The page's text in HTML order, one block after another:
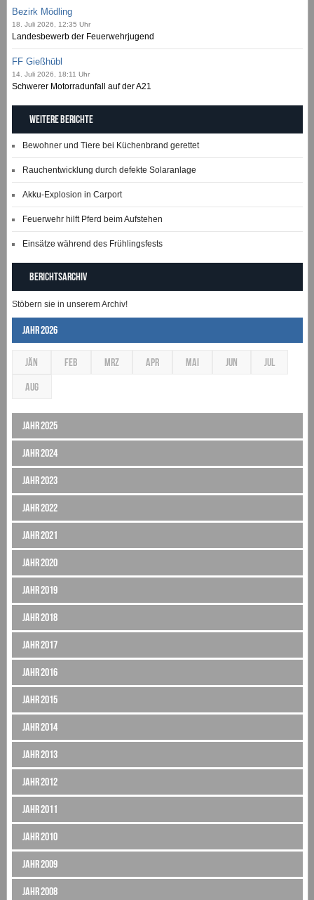
Bezirk Mödling
18. Juli 2026, 12:35 Uhr
Landesbewerb der Feuerwehrjugend
FF Gießhübl
14. Juli 2026, 18:11 Uhr
Schwerer Motorradunfall auf der A21
Weitere Berichte
Bewohner und Tiere bei Küchenbrand gerettet
Rauchentwicklung durch defekte Solaranlage
Akku-Explosion in Carport
Feuerwehr hilft Pferd beim Aufstehen
Einsätze während des Frühlingsfests
Berichtsarchiv
Stöbern sie in unserem Archiv!
Jahr 2026
JÄN FEB MRZ APR MAI JUN JUL
AUG
Jahr 2025
Jahr 2024
Jahr 2023
Jahr 2022
Jahr 2021
Jahr 2020
Jahr 2019
Jahr 2018
Jahr 2017
Jahr 2016
Jahr 2015
Jahr 2014
Jahr 2013
Jahr 2012
Jahr 2011
Jahr 2010
Jahr 2009
Jahr 2008